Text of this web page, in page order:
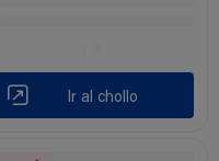
Ir al chollo